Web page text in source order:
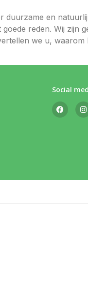
duurzame en
reden. Wij zijn
we u, waarom
Social